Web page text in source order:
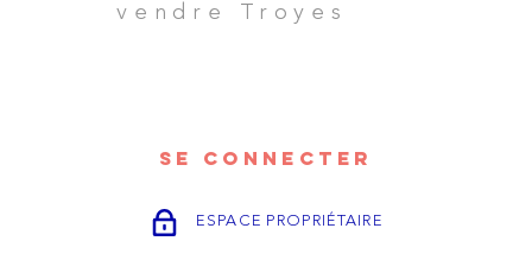
vendre Troyes
SE CONNECTER
ESPACE PROPRIÉTAIRE